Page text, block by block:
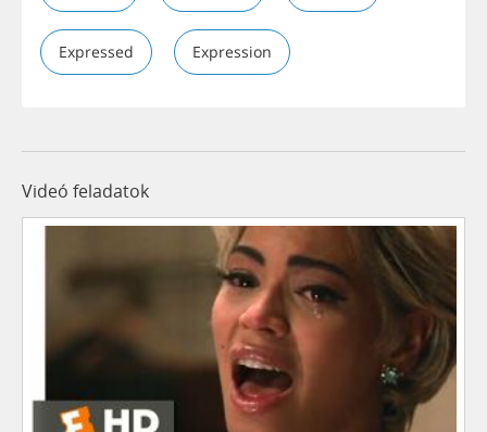
Expressed Expression
Videó feladatok